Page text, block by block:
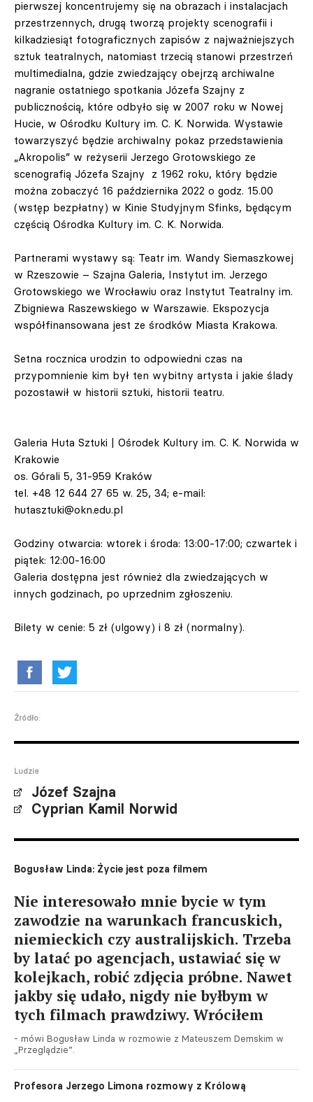
pierwszej koncentrujemy się na obrazach i instalacjach
przestrzennych, drugą tworzą projekty scenografii i
kilkadziesiąt fotograficznych zapisów z najważniejszych
sztuk teatralnych, natomiast trzecią stanowi przestrzeń
multimedialna, gdzie zwiedzający obejrzą archiwalne
nagranie ostatniego spotkania Józefa Szajny z
publicznością, które odbyło się w 2007 roku w Nowej
Hucie, w Ośrodku Kultury im. C. K. Norwida. Wystawie
towarzyszyć będzie archiwalny pokaz przedstawienia
„Akropolis” w reżyserii Jerzego Grotowskiego ze
scenografią Józefa Szajny z 1962 roku, który będzie
można zobaczyć 16 października 2022 o godz. 15.00
(wstęp bezpłatny) w Kinie Studyjnym Sfinks, będącym
częścią Ośrodka Kultury im. C. K. Norwida.
Partnerami wystawy są: Teatr im. Wandy Siemaszkowej
w Rzeszowie – Szajna Galeria, Instytut im. Jerzego
Grotowskiego we Wrocławiu oraz Instytut Teatralny im.
Zbigniewa Raszewskiego w Warszawie. Ekspozycja
współfinansowana jest ze środków Miasta Krakowa.
Setna rocznica urodzin to odpowiedni czas na
przypomnienie kim był ten wybitny artysta i jakie ślady
pozostawił w historii sztuki, historii teatru.
Galeria Huta Sztuki | Ośrodek Kultury im. C. K. Norwida w
Krakowie
os. Górali 5, 31-959 Kraków
tel. +48 12 644 27 65 w. 25, 34; e-mail:
hutasztuki@okn.edu.pl
Godziny otwarcia: wtorek i środa: 13:00-17:00; czwartek i
piątek: 12:00-16:00
Galeria dostępna jest również dla zwiedzających w
innych godzinach, po uprzednim zgłoszeniu.
Bilety w cenie: 5 zł (ulgowy) i 8 zł (normalny).
Źródło:
Ludzie
Józef Szajna
Cyprian Kamil Norwid
Bogusław Linda: Życie jest poza filmem
Nie interesowało mnie bycie w tym
zawodzie na warunkach francuskich,
niemieckich czy australijskich. Trzeba
by latać po agencjach, ustawiać się w
kolejkach, robić zdjęcia próbne. Nawet
jakby się udało, nigdy nie byłbym w
tych filmach prawdziwy. Wróciłem
- mówi Bogusław Linda w rozmowie z Mateuszem Demskim w
„Przeglądzie”.
Profesora Jerzego Limona rozmowy z Królową